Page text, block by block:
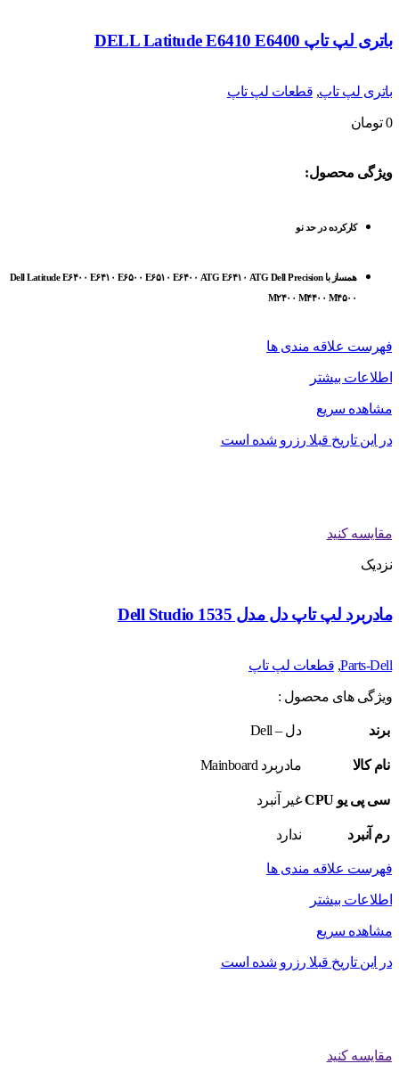
باتری لپ تاپ DELL Latitude E6410 E6400
باتری لپ تاپ, قطعات لپ تاپ
0 تومان
ویژگی محصول:
کارکرده در حد نو
همساز با Dell Latitude E۶۴۰۰ E۶۴۱۰ E۶۵۰۰ E۶۵۱۰ E۶۴۰۰ ATG E۶۴۱۰ ATG Dell Precision
M۲۴۰۰ M۴۴۰۰ M۴۵۰۰
فهرست علاقه مندی ها
اطلاعات بیشتر
مشاهده سریع
در این تاریخ قبلا رزرو شده است
مقایسه کنید
نزدیک
مادربرد لپ تاپ دل مدل Dell Studio 1535
Parts-Dell
, قطعات لپ تاپ
ویژگی های محصول :
برند دل – Dell
نام کالا مادربرد Mainboard
سی پی یو CPU غیر آنبرد
رم آنبرد ندارد
فهرست علاقه مندی ها
اطلاعات بیشتر
مشاهده سریع
در این تاریخ قبلا رزرو شده است
مقایسه کنید